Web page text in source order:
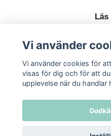
Läs
Vi använder
Vi använder cookies för
visas för dig och för att
upplevelse när du handlar